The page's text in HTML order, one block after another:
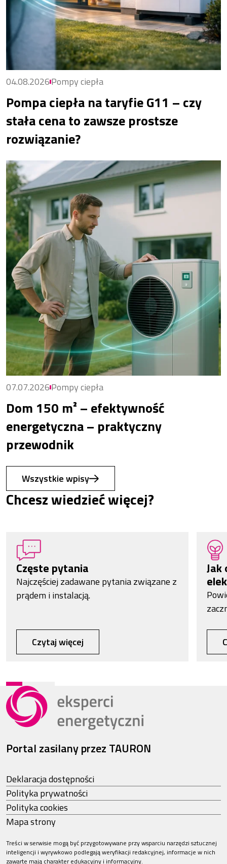
04.08.2026Pompy ciepła
Pompa ciepła na taryfie G11 – czy
stała cena to zawsze prostsze
rozwiązanie?
07.07.2026Pompy ciepła
Dom 150 m² – efektywność
energetyczna – praktyczny
przewodnik
Wszystkie wpisy
Chcesz wiedzieć więcej?
Częste pytania
Najczęściej zadawane pytania związane z
prądem i instalacją.
Czytaj więcej
Jak
Portal zasilany przez TAURON
Deklaracja dostępności
Polityka prywatności
Polityka cookies
Mapa strony
Treści w serwisie mogą być przygotowywane przy wsparciu narzędzi sztucznej
inteligencji i wyrywkowo podlegają weryfikacji redakcyjnej, informacje w nich
zawarte mają charakter edukacyjny i informacyjny.